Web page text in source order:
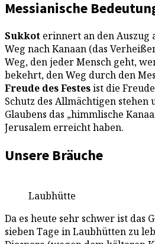
Messianische
Sukkot erinnert an den Auszug
Weg nach Kanaan (das
Weg, den jeder Mensch geht,
bekehrt, den Weg durch den
Freude des Festesist die
Schutz des Allmächtigen stehen
Glaubens das „himmlische
Jerusalem erreicht haben.
Unsere Bräuche
Laubhütte
Da es heute sehr schwer ist das
sieben Tage in Laubhütten zu